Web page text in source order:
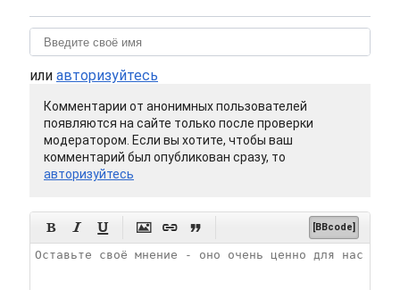
или авторизуйтесь
Комментарии от анонимных пользователей
появляются на сайте только после проверки
модератором. Если вы хотите, чтобы ваш
комментарий был опубликован сразу, то
авторизуйтесь
      [BBcode]